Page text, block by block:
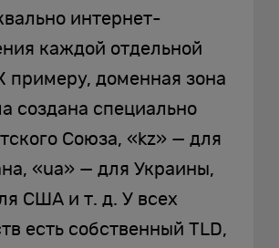
интернет-
каждой отдельной
примеру, доменная зона
создана специально
Союза, «kz» — для
«ua» — для Украины,
США и т. д. У всех
есть собственный TLD,